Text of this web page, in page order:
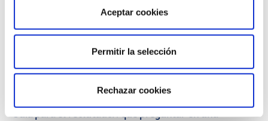
Aceptar cookies
Permitir la selección
Rechazar cookies
Guía para el reclutador: qué preguntar en una